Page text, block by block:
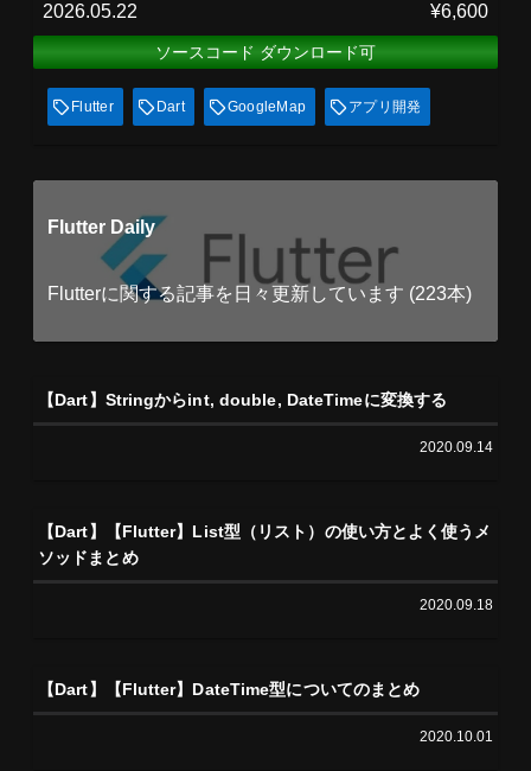
2026.05.22 ¥6,600
ソースコード ダウンロード可
Flutter Dart GoogleMap アプリ開発
Flutter Daily
Flutterに関する記事を日々更新しています (223本)
【Dart】Stringからint, double, DateTimeに変換する
2020.09.14
【Dart】【Flutter】List型（リスト）の使い方とよく使うメ
ソッドまとめ
2020.09.18
【Dart】【Flutter】DateTime型についてのまとめ
2020.10.01